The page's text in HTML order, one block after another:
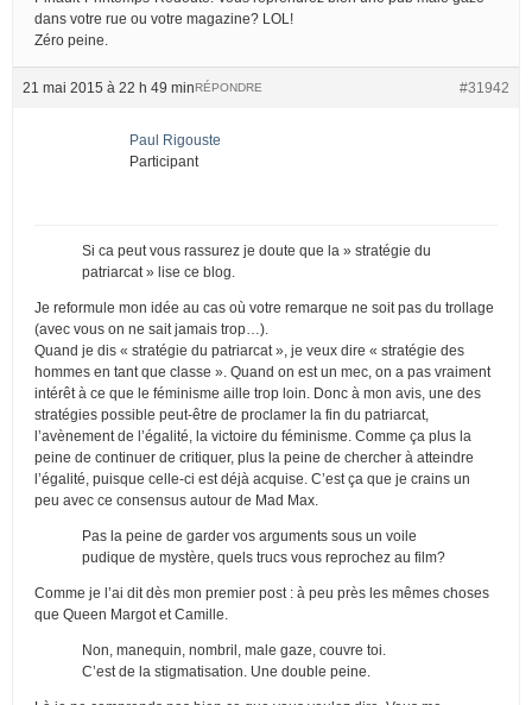
dans votre rue ou votre magazine? LOL!
Zéro peine.
21 mai 2015 à 22 h 49 min #31942
RÉPONDRE
Paul Rigouste
Participant
Si ca peut vous rassurez je doute que la » stratégie du
patriarcat » lise ce blog.
Je reformule mon idée au cas où votre remarque ne soit pas du trollage
(avec vous on ne sait jamais trop…).
Quand je dis « stratégie du patriarcat », je veux dire « stratégie des
hommes en tant que classe ». Quand on est un mec, on a pas vraiment
intérêt à ce que le féminisme aille trop loin. Donc à mon avis, une des
stratégies possible peut-être de proclamer la fin du patriarcat,
l’avènement de l’égalité, la victoire du féminisme. Comme ça plus la
peine de continuer de critiquer, plus la peine de chercher à atteindre
l’égalité, puisque celle-ci est déjà acquise. C’est ça que je crains un
peu avec ce consensus autour de Mad Max.
Pas la peine de garder vos arguments sous un voile
pudique de mystère, quels trucs vous reprochez au film?
Comme je l’ai dit dès mon premier post : à peu près les mêmes choses
que Queen Margot et Camille.
Non, manequin, nombril, male gaze, couvre toi.
C’est de la stigmatisation. Une double peine.